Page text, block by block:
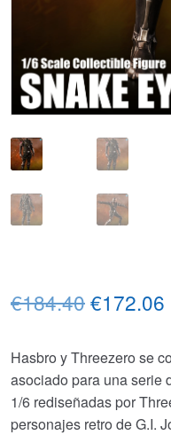
€184.40El
original
era:
€184.40.
€172.06
Hasbro y Threezero se
asociado para una serie
1/6 rediseñadas por
personajes retro de G.I.